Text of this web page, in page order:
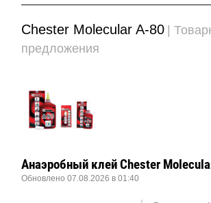
Chester Molecular A-80 |
предложения
Анаэробный клей Chester
Обновлено 07.08.2026 в 01:40